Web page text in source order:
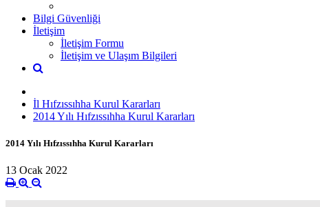
Bilgi Güvenliği
İletişim
İletişim Formu
İletişim ve Ulaşım Bilgileri
İl Hıfzıssıhha Kurul Kararları
2014 Yılı Hıfzıssıhha Kurul Kararları
2014 Yılı Hıfzıssıhha Kurul Kararları
13 Ocak 2022